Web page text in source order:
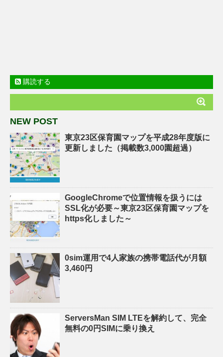
購読する
NEW POST
東京23区保育園マップを平成28年度版に
更新しました（掲載数3,000園超過）
GoogleChromeで位置情報を扱うには
SSL化が必要～東京23区保育園マップを
https化しました～
0sim運用で4人家族の携帯電話代が月額
3,460円
ServersMan SIM LTEを解約して、完全
無料の0円SIMに乗り換え